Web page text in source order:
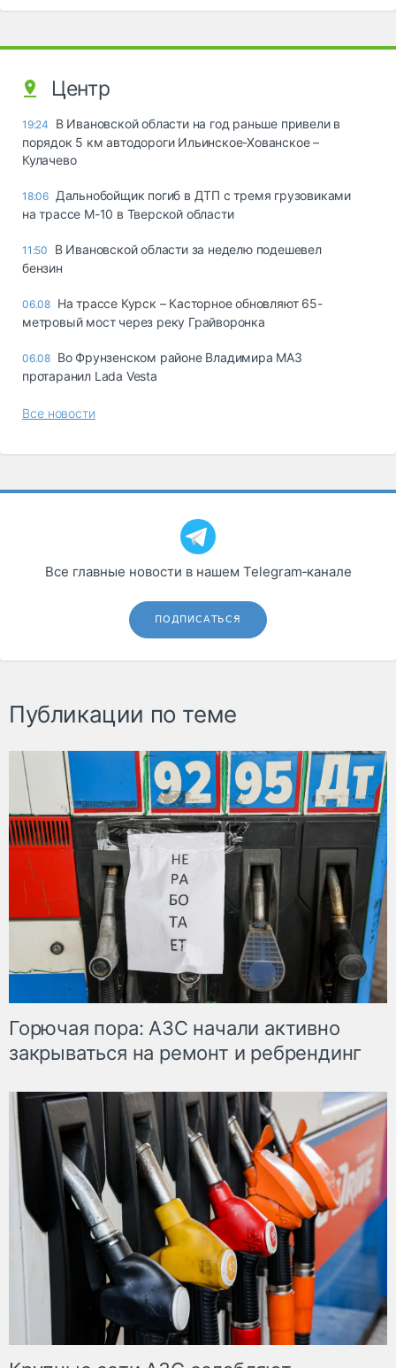
Центр
19:24
В Ивановской области на год раньше привели в
порядок 5 км автодороги Ильинское-Хованское –
Кулачево
18:06 Дальнобойщик погиб в ДТП с тремя грузовиками
на трассе М-10 в Тверской области
11:50
В Ивановской области за неделю подешевел
бензин
06.08 На трассе Курск – Касторное обновляют 65-
метровый мост через реку Грайворонка
06.08 Во Фрунзенском районе Владимира МАЗ
протаранил Lada Vesta
Все новости
Все главные новости в нашем Telegram‑канале
ПОДПИСАТЬСЯ
Публикации по теме
Горючая пора: АЗС начали активно
закрываться на ремонт и ребрендинг